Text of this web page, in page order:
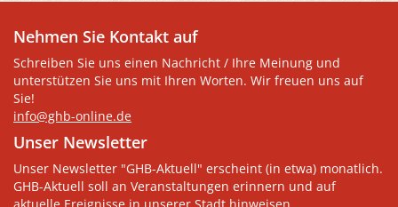
Nehmen Sie Kontakt auf
Schreiben Sie uns einen Nachricht / Ihre Meinung und
unterstützen Sie uns mit Ihren Worten. Wir freuen uns auf
Sie!
info@ghb-online.de
Unser Newsletter
Unser Newsletter "GHB-Aktuell" erscheint (in etwa) monatlich.
GHB-Aktuell soll an Veranstaltungen erinnern und auf